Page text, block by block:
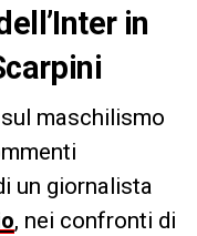
in
maschilismo
un giornalista
, nei confronti di